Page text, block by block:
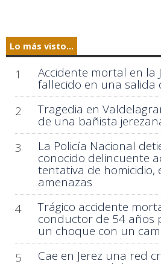
Lo más visto...
1 Accidente mortal en la
fallecido en una salida
2
Tragedia en
de una bañista
3
La Policía Nacional
conocido delincuente
tentativa de homicidio,
amenazas
4
Trágico accidente
conductor de 54 años
un choque con un
5
Cae en Jerez una red